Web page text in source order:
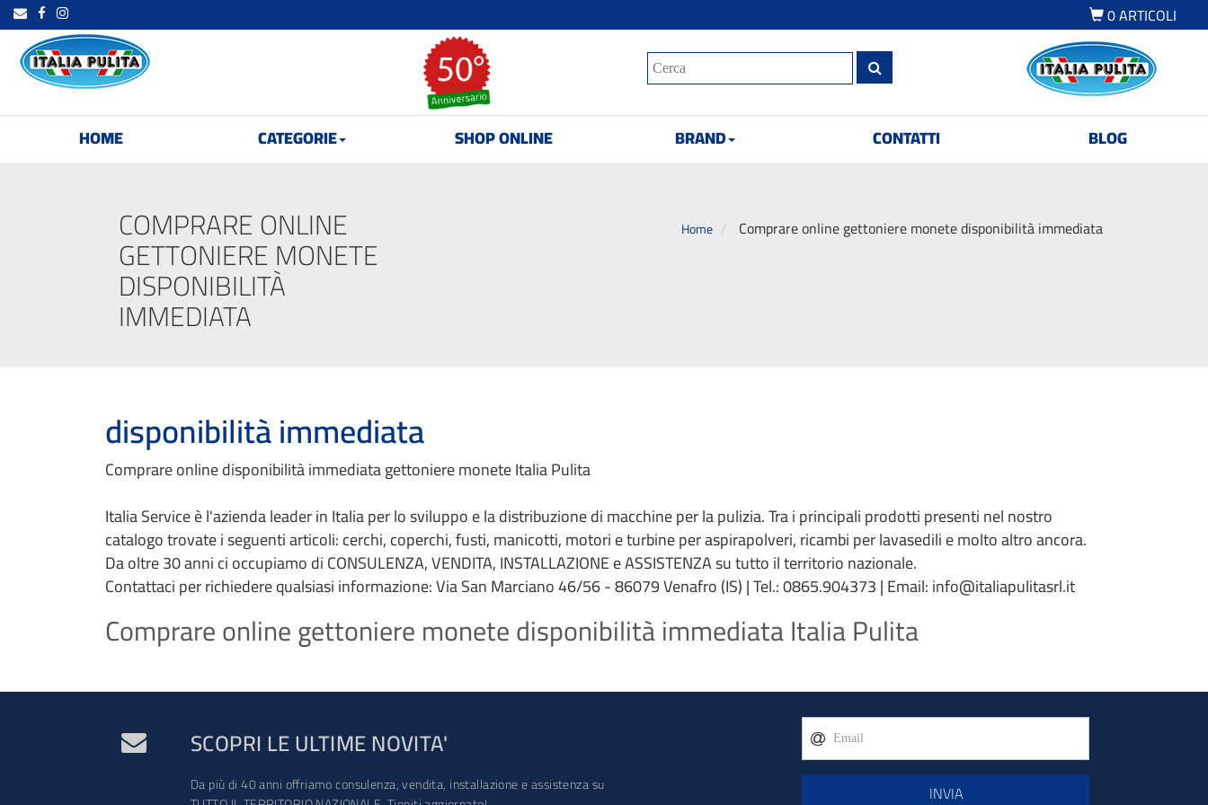
0ARTICOLI
HOME CATEGORIE SHOP ONLINE BRAND CONTATTI BLOG
COMPRARE ONLINE
GETTONIERE MONETE
DISPONIBILITÀ
IMMEDIATA
Home Comprare online gettoniere monete disponibilità immediata
disponibilità immediata
Comprare online disponibilità immediata gettoniere monete Italia Pulita
Italia Service è l'azienda leader in Italia per lo sviluppo e la distribuzione di macchine per la pulizia. Tra i principali prodotti presenti nel nostro
catalogo trovate i seguenti articoli: cerchi, coperchi, fusti, manicotti, motori e turbine per aspirapolveri, ricambi per lavasedili e molto altro ancora.
Da oltre 30 anni ci occupiamo di CONSULENZA, VENDITA, INSTALLAZIONE e ASSISTENZA su tutto il territorio nazionale.
Contattaci per richiedere qualsiasi informazione: Via San Marciano 46/56 - 86079 Venafro (IS) | Tel.: 0865.904373 | Email: info@italiapulitasrl.it
Comprare online gettoniere monete disponibilità immediata Italia Pulita
SCOPRI LE ULTIME NOVITA'
Da più di 40 anni offriamo consulenza, vendita, installazione e assistenza su
INVIA